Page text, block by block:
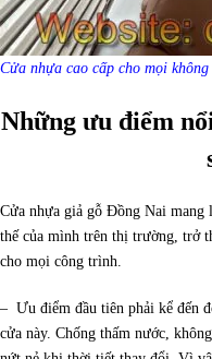
Cửa nhựa cao cấp cho mọi
Những ưu điểm
Cửa nhựa giả gỗ Đồng Nai
thế của mình trên thị trường, trở
cho mọi công trình.
– Ưu điểm đầu tiên phải kể đến
cửa này. Chống thấm nước,